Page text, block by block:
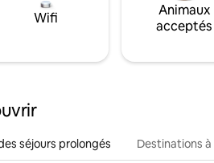
Wifi
Animaux
acceptés
séjours prolongés Destinations